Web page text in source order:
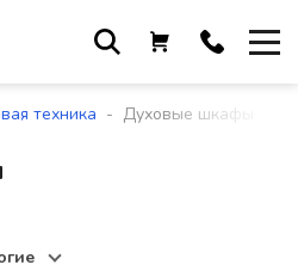
понедельника по пятницу
техника - Духовые шкафы